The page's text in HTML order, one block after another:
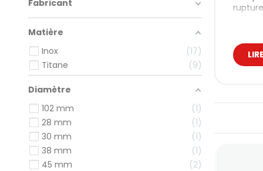
Fabricant
Matière
Inox
17
Titane
9
Diamètre
102 mm
1
28 mm
1
30 mm
1
38 mm
1
45 mm
2